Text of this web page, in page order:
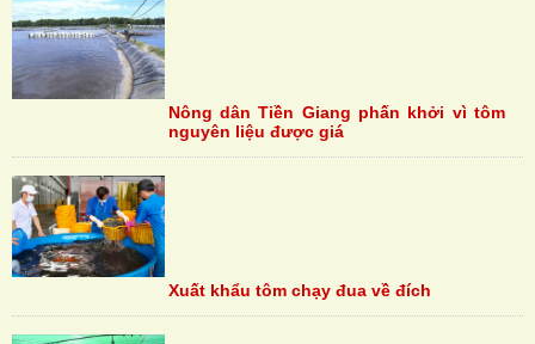
Nông dân Tiền Giang phấn khởi vì tôm
nguyên liệu được giá
Xuất khẩu tôm chạy đua về đích